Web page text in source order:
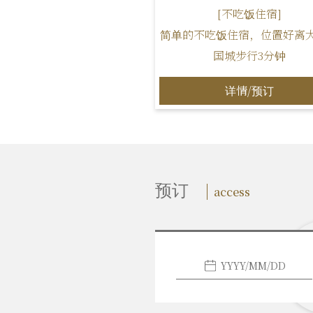
[不吃饭住宿]
简单的不吃饭住宿，位置好离
国城步行3分钟
详情/预订
预订 access